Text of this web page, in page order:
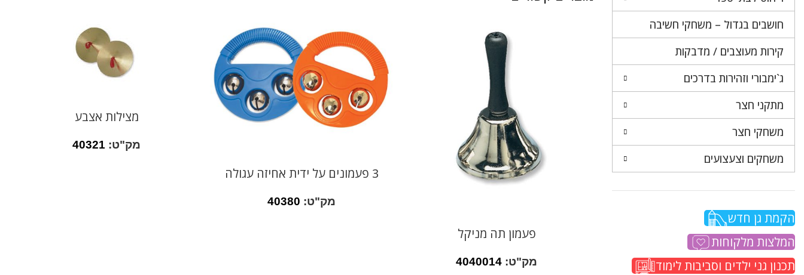
חושבים בגדול – משחקי חשיבה
קירות מעוצבים / מדבקות
ג`ימבורי וזהירות בדרכים
מתקני חצר
משחקי חצר
משחקים וצעצועים
הקמת גן חדש
המלצות מלקוחות
תכנון גני ילדים וסביבות לימוד
פעמון תה מניקל
מק"ט: 4040014
3 פעמונים על ידית אחיזה עגולה
מק"ט: 40380
מצילות אצבע
מק"ט: 40321